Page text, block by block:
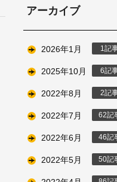
アーカイブ
2026年1月 1
2025年10月 6
2022年8月 2
2022年7月 62
2022年6月 46
2022年5月 50